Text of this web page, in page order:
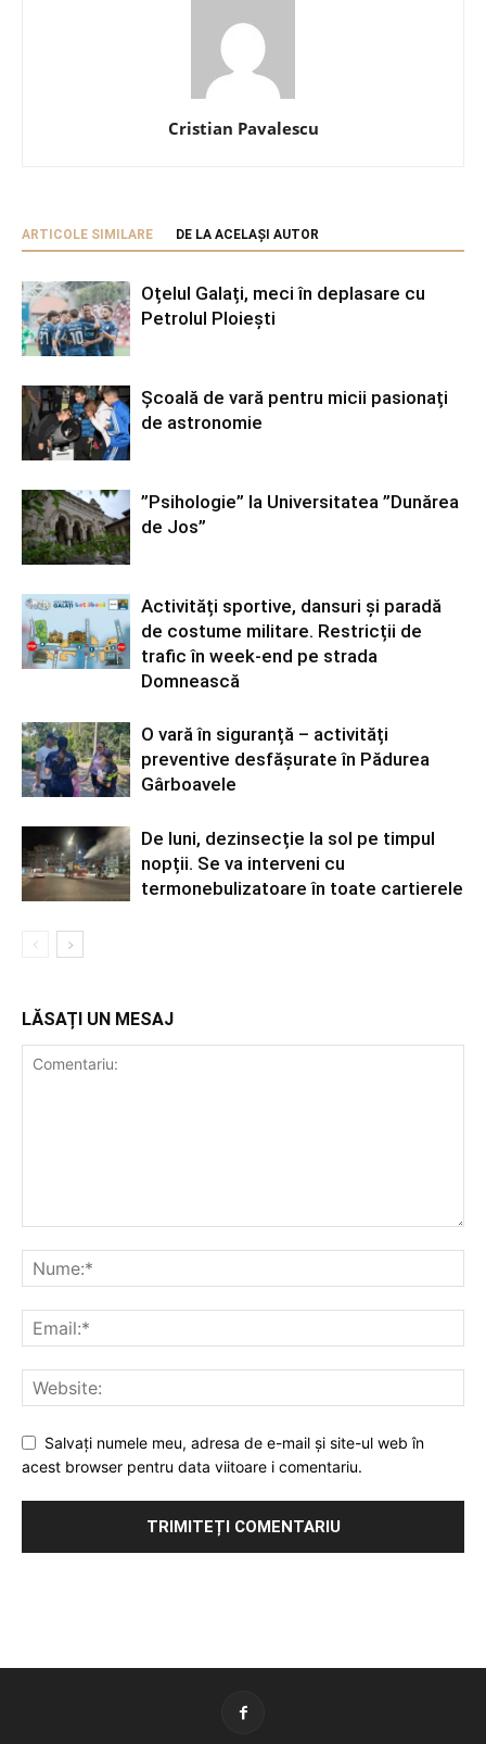
Cristian Pavalescu
ARTICOLE SIMILARE DE LA ACELAȘI AUTOR
Oțelul Galați, meci în deplasare cu
Petrolul Ploiești
Școală de vară pentru micii pasionați
de astronomie
”Psihologie” la Universitatea ”Dunărea
de Jos”
Activități sportive, dansuri și paradă
de costume militare. Restricții de
trafic în week-end pe strada
Domnească
O vară în siguranță – activități
preventive desfășurate în Pădurea
Gârboavele
De luni, dezinsecție la sol pe timpul
nopții. Se va interveni cu
termonebulizatoare în toate cartierele
LĂSAȚI UN MESAJ
Salvați numele meu, adresa de e-mail și site-ul web în
acest browser pentru data viitoare i comentariu.